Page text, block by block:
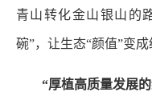
青山转化金山银山的
碗”，让生态“颜值”变成
“厚植高质量发展